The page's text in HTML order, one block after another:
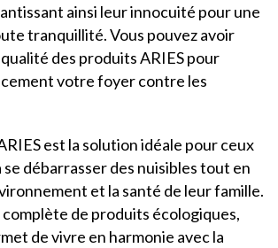
ainsi leur innocuité pour une
tranquillité. Vous pouvez avoir
des produits ARIES pour
votre foyer contre les
est la solution idéale pour ceux
débarrasser des nuisibles tout en
et la santé de leur famille.
complète de produits écologiques,
de vivre en harmonie avec la